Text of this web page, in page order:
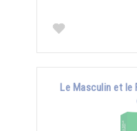
Le Masculin et le